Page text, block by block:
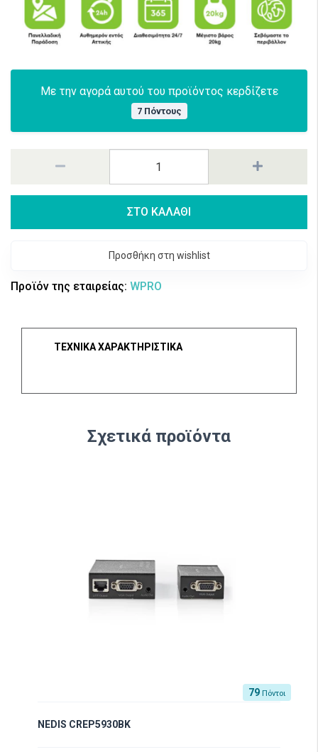
Με την αγορά αυτού του προϊόντος κερδίζετε
7 Πόντους
ΣΤΟ ΚΑΛΑΘΙ
Προσθήκη στη wishlist
Προϊόν της εταιρείας: WPRO
ΤΕΧΝΙΚΑ ΧΑΡΑΚΤΗΡΙΣΤΙΚΑ
Σχετικά προϊόντα
79 Πόντοι
NEDIS CREP5930BK